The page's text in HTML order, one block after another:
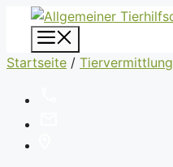
Zum
Inhalt
springen
Startseite / Tiervermittlung